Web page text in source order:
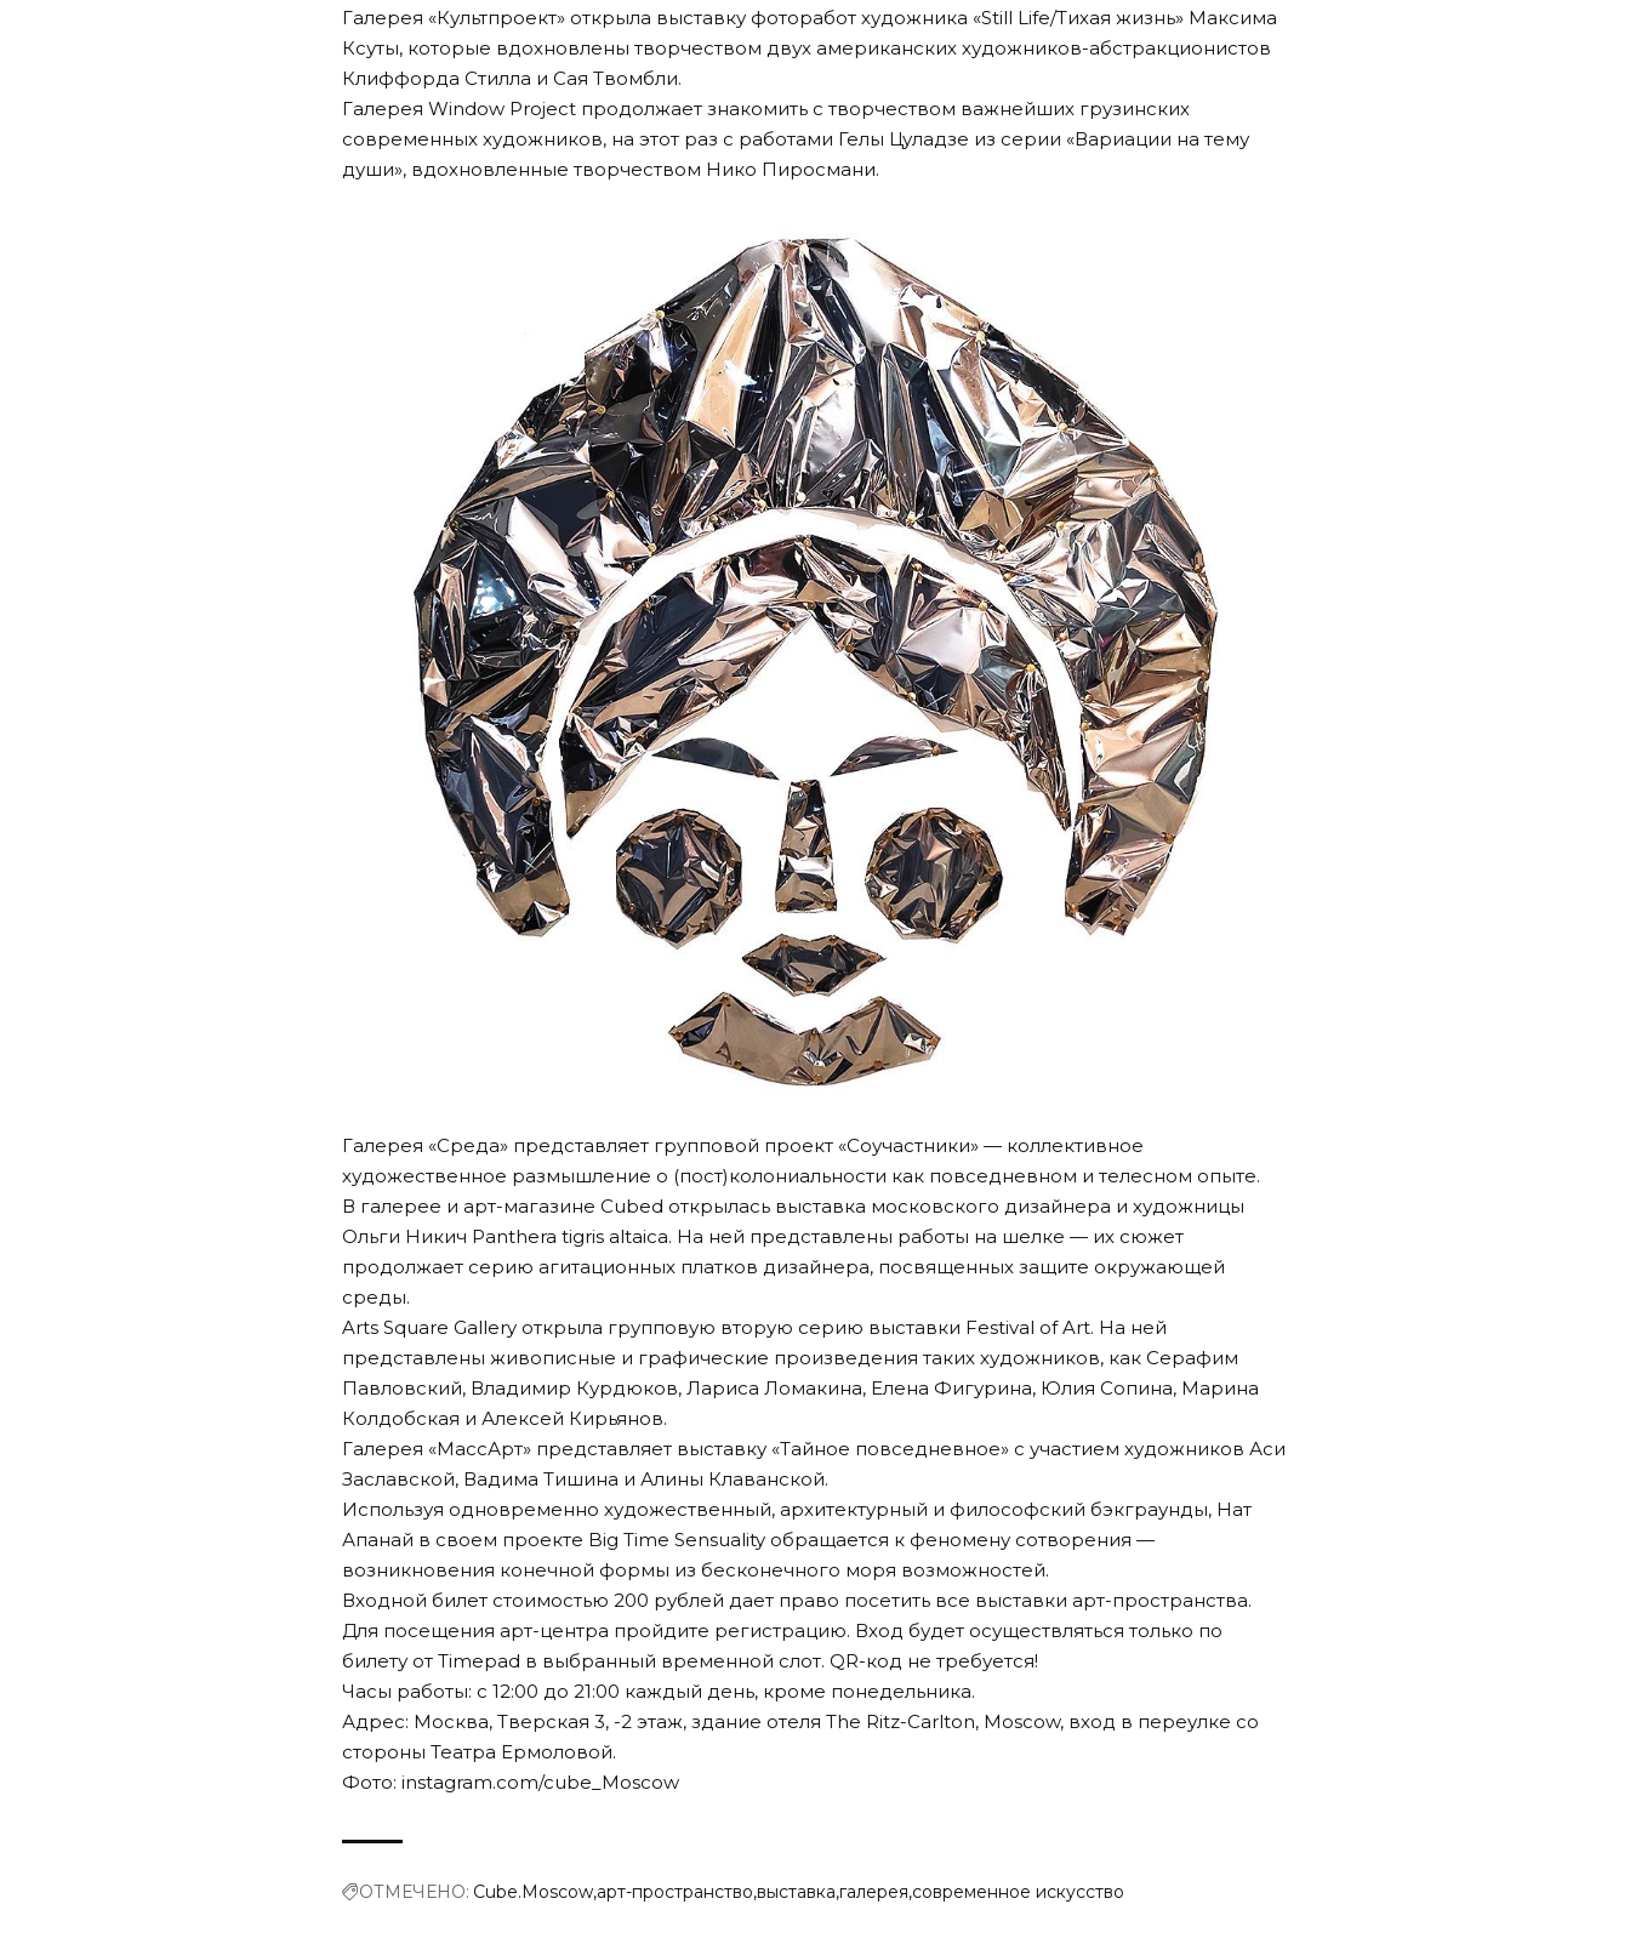
Галерея «Культпроект» открыла выставку фоторабот художника «Still Life/Тихая жизнь» Максима
Ксуты, которые вдохновлены творчеством двух американских художников-абстракционистов
Клиффорда Стилла и Сая Твомбли.
Галерея Window Project продолжает знакомить с творчеством важнейших грузинских
современных художников, на этот раз с работами Гелы Цуладзе из серии «Вариации на тему
души», вдохновленные творчеством Нико Пиросмани.
Галерея «Среда» представляет групповой проект «Соучастники» — коллективное
художественное размышление о (пост)колониальности как повседневном и телесном опыте.
В галерее и арт-магазине Cubed открылась выставка московского дизайнера и художницы
Ольги Никич Panthera tigris altaica. На ней представлены работы на шелке — их сюжет
продолжает серию агитационных платков дизайнера, посвященных защите окружающей
среды.
Arts Square Gallery открыла групповую вторую серию выставки Festival of Art. На ней
представлены живописные и графические произведения таких художников, как Серафим
Павловский, Владимир Курдюков, Лариса Ломакина, Елена Фигурина, Юлия Сопина, Марина
Колдобская и Алексей Кирьянов.
Галерея «МассАрт» представляет выставку «Тайное повседневное» с участием художников Аси
Заславской, Вадима Тишина и Алины Клаванской.
Используя одновременно художественный, архитектурный и философский бэкграунды, Нат
Апанай в своем проекте Big Time Sensuality обращается к феномену сотворения —
возникновения конечной формы из бесконечного моря возможностей.
Входной билет стоимостью 200 рублей дает право посетить все выставки арт-пространства.
Для посещения арт-центра пройдите регистрацию. Вход будет осуществляться только по
билету от Timepad в выбранный временной слот. QR-код не требуется!
Часы работы: с 12:00 до 21:00 каждый день, кроме понедельника.
Адрес: Москва, Тверская 3, -2 этаж, здание отеля The Ritz-Carlton, Moscow, вход в переулке со
стороны Театра Ермоловой.
Фото: instagram.com/cube_Moscow
ОТМЕЧЕНО: Cube.Moscow арт-пространство выставка галерея современное искусство